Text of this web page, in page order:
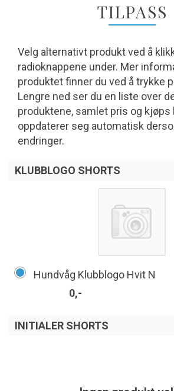
TILPASS
Velg alternativt produkt ved å
radioknappene under. Mer
produktet finner du ved å trykke
Lengre ned ser du en liste over
produktene, samlet pris og kjøps
oppdaterer seg automatisk
endringer.
KLUBBLOGO SHORTS
Hundvåg Klubblogo Hvit N
0,-
INITIALER SHORTS